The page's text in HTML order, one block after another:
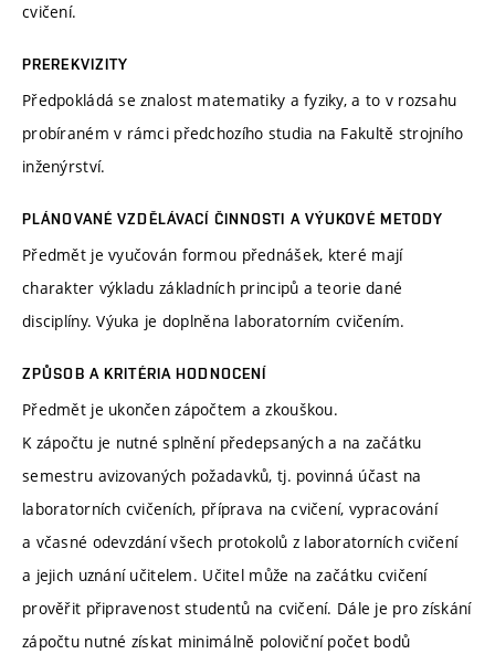
cvičení.
PREREKVIZITY
Předpokládá se znalost matematiky a fyziky, a to v rozsahu
probíraném v rámci předchozího studia na Fakultě strojního
inženýrství.
PLÁNOVANÉ VZDĚLÁVACÍ ČINNOSTI A VÝUKOVÉ METODY
Předmět je vyučován formou přednášek, které mají
charakter výkladu základních principů a teorie dané
disciplíny. Výuka je doplněna laboratorním cvičením.
ZPŮSOB A KRITÉRIA HODNOCENÍ
Předmět je ukončen zápočtem a zkouškou.
K zápočtu je nutné splnění předepsaných a na začátku
semestru avizovaných požadavků, tj. povinná účast na
laboratorních cvičeních, příprava na cvičení, vypracování
a včasné odevzdání všech protokolů z laboratorních cvičení
a jejich uznání učitelem. Učitel může na začátku cvičení
prověřit připravenost studentů na cvičení. Dále je pro získání
zápočtu nutné získat minimálně poloviční počet bodů